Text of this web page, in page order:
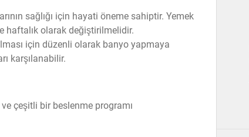
sağlığı için hayati öneme sahiptir. Yemek
haftalık olarak değiştirilmelidir.
için düzenli olarak banyo yapmaya
karşılanabilir.
çeşitli bir beslenme programı